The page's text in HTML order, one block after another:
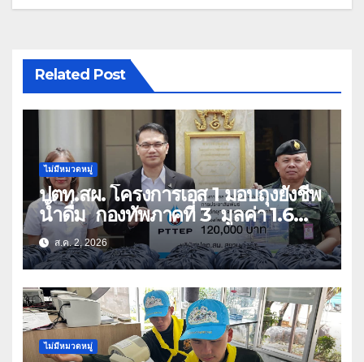
Related Post
ไม่มีหมวดหมู่
ปตท.สผ. โครงการเอส 1 มอบถุงยังชีพ
น้ำดื่ม กองทัพภาคที่ 3 มูลค่า 1.6
ล้านบาท
ส.ค. 2, 2026
ไม่มีหมวดหมู่